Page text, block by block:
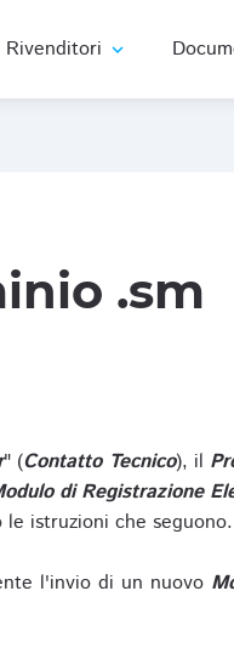
Rivenditori expand_more
.sm
" (Contatto Tecnico), il
di Registrazione
istruzioni che seguono.
l'invio di un nuovo